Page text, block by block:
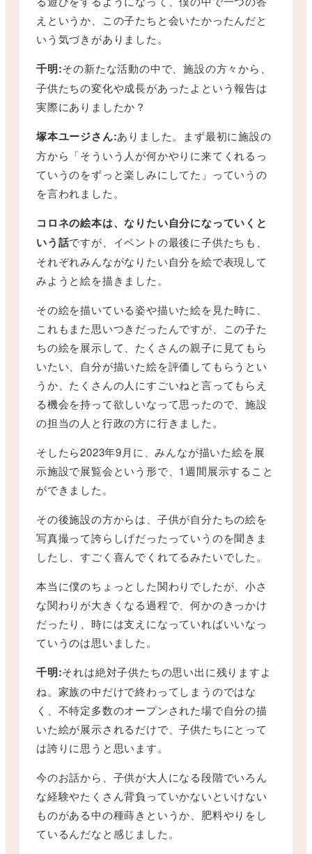
えというか、この子たちと会いたかったんだと
いう気づきがありました。
千明:その新たな活動の中で、施設の方々から、
子供たちの変化や成長があったよという報告は
実際にありましたか？
塚本ユージさん:ありました。まず最初に施設の
方から「そういう人が何かやりに来てくれるっ
ていうのをずっと楽しみにしてた」っていうの
を言われました。
コロネの絵本は、なりたい自分になっていくと
いう話ですが、イベントの最後に子供たちも、
それぞれみんながなりたい自分を絵で表現して
みようと絵を描きました。
その絵を描いている姿や描いた絵を見た時に、
これもまた思いつきだったんですが、この子た
ちの絵を展示して、たくさんの親子に見てもら
いたい、自分が描いた絵を評価してもらうとい
うか、たくさんの人にすごいねと言ってもらえ
る機会を持って欲しいなって思ったので、施設
の担当の人と行政の方に行きました。
そしたら2023年9月に、みんなが描いた絵を展
示施設で展覧会という形で、1週間展示すること
ができました。
その後施設の方からは、子供が自分たちの絵を
写真撮って誇らしげだったっていうのを聞きま
したし、すごく喜んでくれてるみたいでした。
本当に僕のちょっとした関わりでしたが、小さ
な関わりが大きくなる過程で、何かのきっかけ
だったり、時には支えになっていればいいなっ
ていうのは思いました。
千明:それは絶対子供たちの思い出に残りますよ
ね。家族の中だけで終わってしまうのではな
く、不特定多数のオープンされた場で自分の描
いた絵が展示されるだけで、子供たちにとって
は誇りに思うと思います。
今のお話から、子供が大人になる段階でいろん
な経験やたくさん背負っていかないといけない
ものがある中の種蒔きというか、肥料やりをし
ているんだなと感じました。